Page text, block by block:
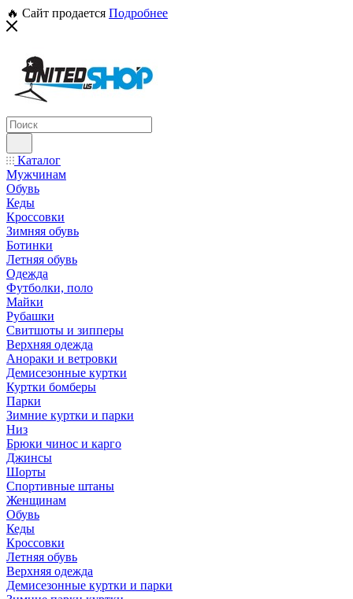
🔥 Сайт продается Подробнее
Каталог
Мужчинам
Обувь
Кеды
Кроссовки
Зимняя обувь
Ботинки
Летняя обувь
Одежда
Футболки, поло
Майки
Рубашки
Свитшоты и зипперы
Верхняя одежда
Анораки и ветровки
Демисезонные куртки
Куртки бомберы
Парки
Зимние куртки и парки
Низ
Брюки чинос и карго
Джинсы
Шорты
Спортивные штаны
Женщинам
Обувь
Кеды
Кроссовки
Летняя обувь
Верхняя одежда
Демисезонные куртки и парки